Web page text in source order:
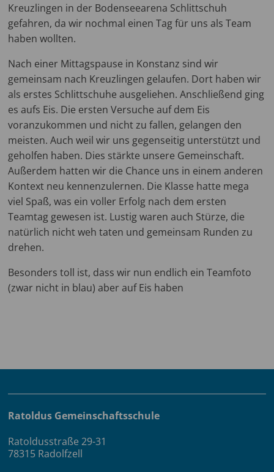
Kreuzlingen in der Bodenseearena Schlittschuh
gefahren, da wir nochmal einen Tag für uns als Team
haben wollten.
Nach einer Mittagspause in Konstanz sind wir
gemeinsam nach Kreuzlingen gelaufen. Dort haben wir
als erstes Schlittschuhe ausgeliehen. Anschließend ging
es aufs Eis. Die ersten Versuche auf dem Eis
voranzukommen und nicht zu fallen, gelangen den
meisten. Auch weil wir uns gegenseitig unterstützt und
geholfen haben. Dies stärkte unsere Gemeinschaft.
Außerdem hatten wir die Chance uns in einem anderen
Kontext neu kennenzulernen. Die Klasse hatte mega
viel Spaß, was ein voller Erfolg nach dem ersten
Teamtag gewesen ist. Lustig waren auch Stürze, die
natürlich nicht weh taten und gemeinsam Runden zu
drehen.
Besonders toll ist, dass wir nun endlich ein Teamfoto
(zwar nicht in blau) aber auf Eis haben
Ratoldus Gemeinschaftsschule
Ratoldusstraße 29-31
78315 Radolfzell